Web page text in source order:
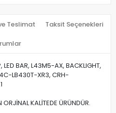
Teslimat Taksit Seçenekleri
BAR, L43M5-AX, BACKLIGHT,
LB430T-XR3, CRH-
KALİTEDE ÜRÜNDÜR.